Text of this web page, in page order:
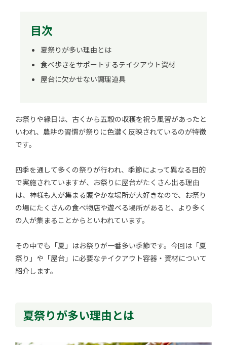
目次
夏祭りが多い理由とは
食べ歩きをサポートするテイクアウト資材
屋台に欠かせない調理道具
お祭りや縁日は、古くから五穀の収穫を祝う風習があったと
いわれ、農耕の習慣が祭りに色濃く反映されているのが特徴
です。
四季を通して多くの祭りが行われ、季節によって異なる目的
で実施されていますが、お祭りに屋台がたくさん出る理由
は、神様も人が集まる賑やかな場所が大好きなので、お祭り
の場にたくさんの食べ物店や遊べる場所があると、より多く
の人が集まることからといわれています。
その中でも「夏」はお祭りが一番多い季節です。今回は「夏
祭り」や「屋台」に必要なテイクアウト容器・資材について
紹介します。
夏祭りが多い理由とは